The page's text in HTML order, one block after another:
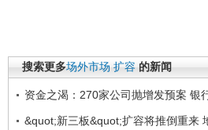
搜索更多场外市场 扩容 的新闻
资金之渴：270家公司抛增发预案 银
&quot;新三板&quot;扩容将推倒重来